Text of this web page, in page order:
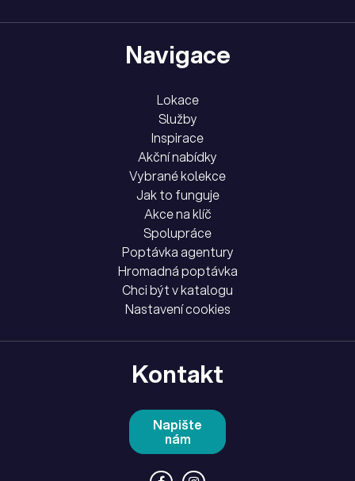
Navigace
Lokace
Služby
Inspirace
Akční nabídky
Vybrané kolekce
Jak to funguje
Akce na klíč
Spolupráce
Poptávka agentury
Hromadná poptávka
Chci být v katalogu
Nastavení cookies
Kontakt
Napište
nám